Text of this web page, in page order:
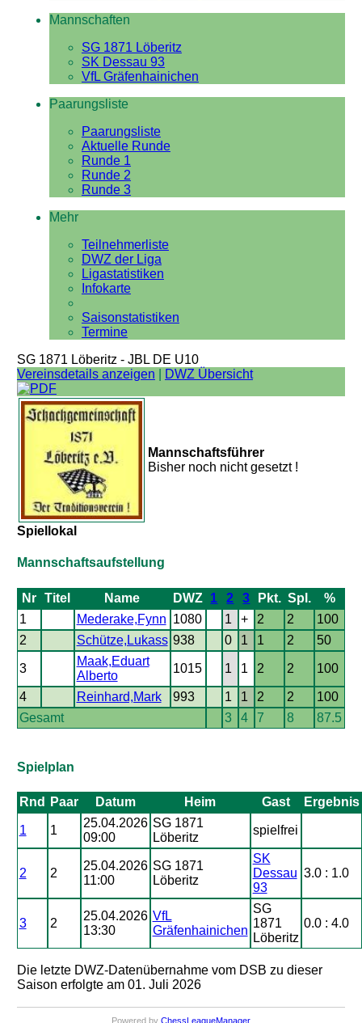
Mannschaften
SG 1871 Löberitz
SK Dessau 93
VfL Gräfenhainichen
Paarungsliste
Paarungsliste
Aktuelle Runde
Runde 1
Runde 2
Runde 3
Mehr
Teilnehmerliste
DWZ der Liga
Ligastatistiken
Infokarte
Saisonstatistiken
Termine
SG 1871 Löberitz - JBL DE U10
Vereinsdetails anzeigen
DWZ Übersicht
Mannschaftsführer
Bisher noch nicht gesetzt !
Spiellokal
Mannschaftsaufstellung
Nr Titel Name DWZ 1 2 3 Pkt. Spl.
%
1
Mederake,Fynn 1080 1 + 2 2
100
2
Schütze,Lukass 938 0 1 1 2 50
3
Maak,Eduart
Alberto
1015 1 1 2 2 100
4 Reinhard,Mark 993 1 1 2 2
100
Gesamt
3 4 7 8 87.5
Spielplan
Rnd Paar Datum Heim Gast Ergebnis
1 1
25.04.2026
09:00
SG 1871
Löberitz
spielfrei
2 2
25.04.2026
11:00
SG 1871
Löberitz
SK
Dessau
93
3.0 : 1.0
3 2
25.04.2026
13:30
VfL
Gräfenhainichen
SG
1871
Löberitz
0.0 : 4.0
Die letzte DWZ-Datenübernahme vom DSB zu dieser
Saison erfolgte am 01. Juli 2026
Powered by ChessLeagueManager